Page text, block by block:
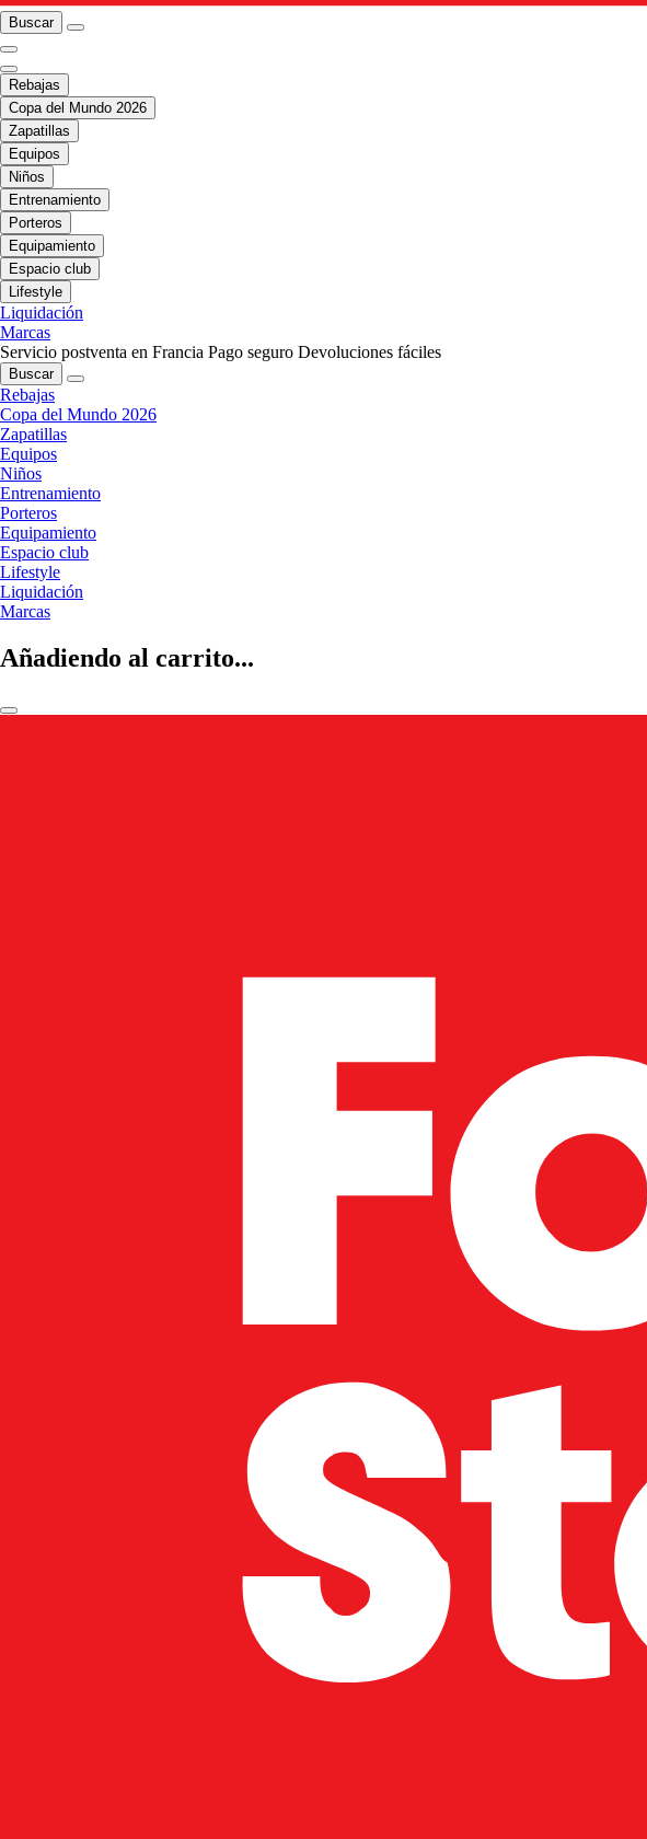
Buscar
Rebajas
Copa del Mundo 2026
Zapatillas
Equipos
Niños
Entrenamiento
Porteros
Equipamiento
Espacio club
Lifestyle
Liquidación
Marcas
Servicio postventa en Francia Pago seguro Devoluciones fáciles
Buscar
Rebajas
Copa del Mundo 2026
Zapatillas
Equipos
Niños
Entrenamiento
Porteros
Equipamiento
Espacio club
Lifestyle
Liquidación
Marcas
Añadiendo al carrito...